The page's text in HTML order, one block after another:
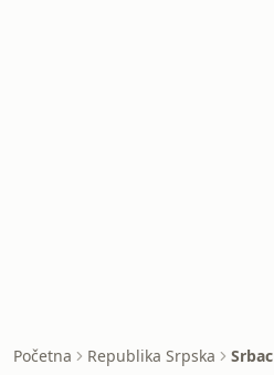
Početna Republika Srpska Srbac